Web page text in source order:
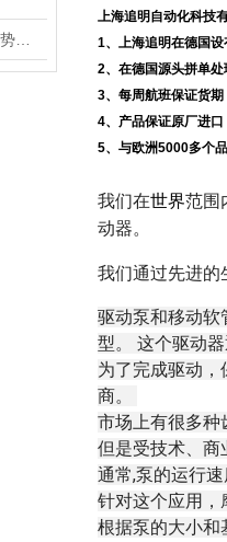
上海追明自动化科技
1、上海追明在德国
2、在德国源头拼单
3、每周航班保证货
4、产品保证原厂进
5、与欧洲5000多个
我们在世界范围
动器。
我们通过先进的
驱动泵和移动软
型。 这个驱动
为了完成驱动
商。
市场上有很多种
但是受技术、商
通常,泵的运行
针对这个应用，
根据泵的大小和